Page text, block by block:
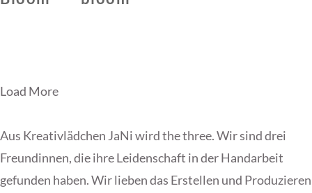
Load More
Aus Kreativlädchen JaNi wird the three. Wir sind drei
Freundinnen, die ihre Leidenschaft in der Handarbeit
gefunden haben. Wir lieben das Erstellen und Produzieren